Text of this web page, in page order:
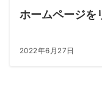
ホームページを
2022年6月27日